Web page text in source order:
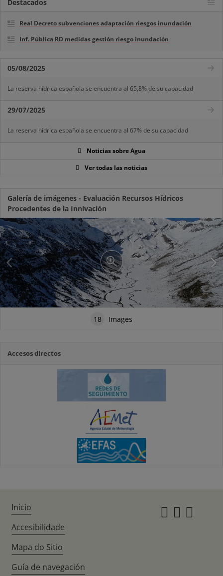
Destacados
Real Decreto subvenciones adaptación riesgos inundación
Inf. Pública RD medidas gestión riesgo inundación
05/08/2025
La reserva hídrica española se encuentra al 65,8% de su capacidad
29/07/2025
La reserva hídrica española se encuentra al 67% de su capacidad
Noticias sobre Agua
Ver todas las noticias
Galería de imágenes - Evaluación Recursos Hídricos
Procedentes de la Innivación
18 Images
Accesos directos
Inicio
Accesibilidade
Mapa do Sitio
Guía de navegación